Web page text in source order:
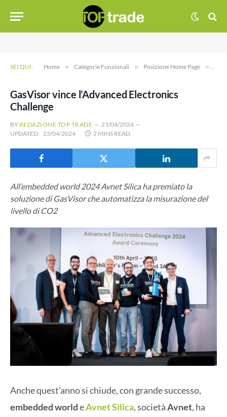
SEI QUI: Home » Categorie Funzionali » Posizione Home Page »
GasVisor vince l’Advanced Electronics
Challenge
BY REDAZIONE TOP TRADE
23/04/2024
UPDATED: 23/04/2024 2 MINS READ
All’embedded world 2024 Avnet Silica ha premiato la
soluzione di GasVisor che automatizza la misurazione del
livello di CO2
Anche quest’anno si chiude, con grande successo,
embedded worldeAvnet Silica, societàAvnet, ha